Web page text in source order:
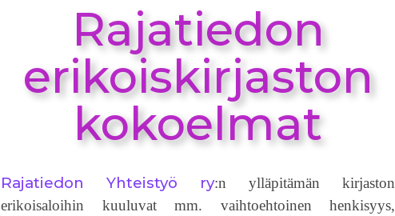
Rajatiedon
erikoiskirjaston
kokoelmat
Rajatiedon Yhteistyö ry:n ylläpitämän kirjaston
erikoisaloihin kuuluvat mm. vaihtoehtoinen henkisyys,